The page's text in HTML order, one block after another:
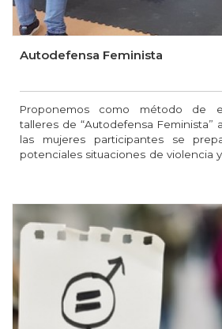
Autodefensa Feminista
Proponemos como método de
talleres de “Autodefensa Feminista”
las mujeres participantes se
potenciales situaciones de violencia